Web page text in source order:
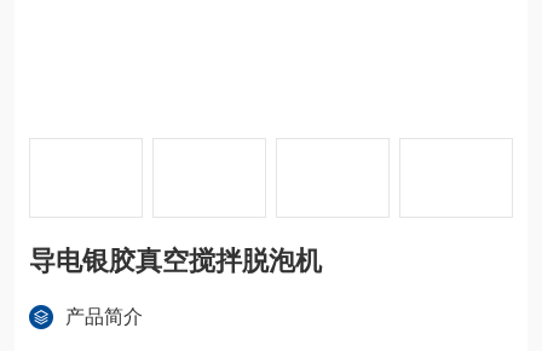
导电银胶真空搅拌脱泡机
产品简介